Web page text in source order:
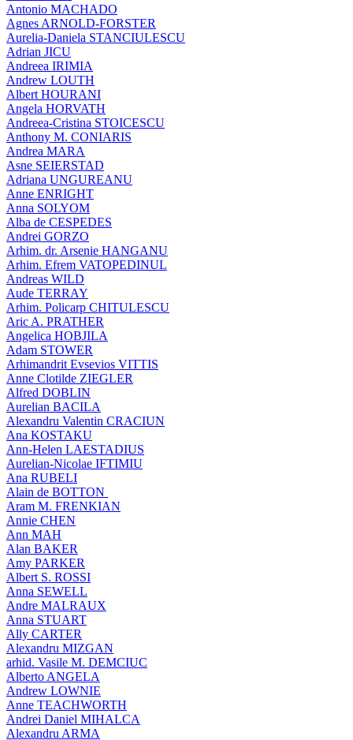
Antonio MACHADO
Agnes ARNOLD-FORSTER
Aurelia-Daniela STANCIULESCU
Adrian JICU
Andreea IRIMIA
Andrew LOUTH
Albert HOURANI
Angela HORVATH
Andreea-Cristina STOICESCU
Anthony M. CONIARIS
Andrea MARA
Asne SEIERSTAD
Adriana UNGUREANU
Anne ENRIGHT
Anna SOLYOM
Alba de CESPEDES
Andrei GORZO
Arhim. dr. Arsenie HANGANU
Arhim. Efrem VATOPEDINUL
Andreas WILD
Aude TERRAY
Arhim. Policarp CHITULESCU
Aric A. PRATHER
Angelica HOBJILA
Adam STOWER
Arhimandrit Evsevios VITTIS
Anne Clotilde ZIEGLER
Alfred DOBLIN
Aurelian BACILA
Alexandru Valentin CRACIUN
Ana KOSTAKU
Ann-Helen LAESTADIUS
Aurelian-Nicolae IFTIMIU
Ana RUBELI
Alain de BOTTON
Aram Μ. FRENKIAN
Annie CHEN
Ann MAH
Alan BAKER
Amy PARKER
Albert S. ROSSI
Anna SEWELL
Andre MALRAUX
Anna STUART
Ally CARTER
Alexandru MIZGAN
arhid. Vasile M. DEMCIUC
Alberto ANGELA
Andrew LOWNIE
Anne TEACHWORTH
Andrei Daniel MIHALCA
Alexandru ARMA